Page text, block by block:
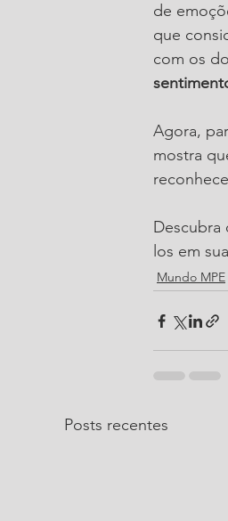
de
que
com os
Agora,
mostra
Descubra
los em
Mundo MPE
Posts recentes